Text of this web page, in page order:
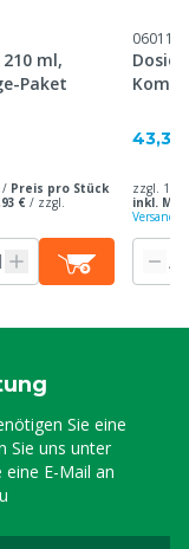
210 ml,
Paket
/ Preis pro Stück
€ / zzgl.
0601148
43,30
zzgl.
inkl.
Sie eine
Sie uns unter
eine E-Mail an